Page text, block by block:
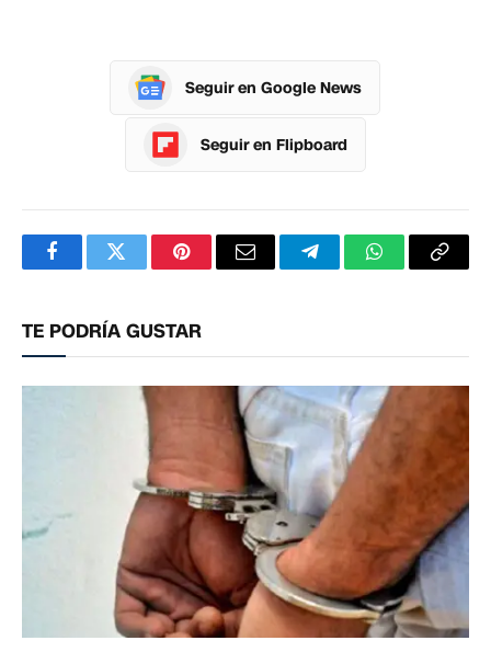
Seguir en Google News
Seguir en Flipboard
FacebookTwitterPinterestCorreoTelegramWhatsApp
TE PODRÍA GUSTAR